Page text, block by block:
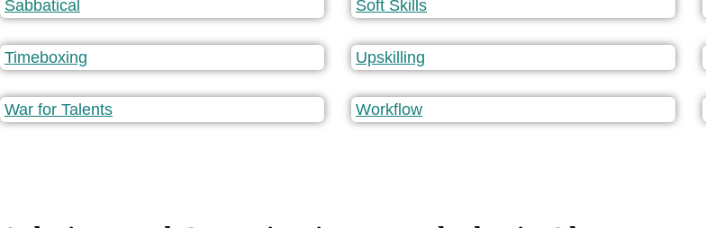
Sabbatical Soft Skills
Timeboxing Upskilling
War for Talents Workflow